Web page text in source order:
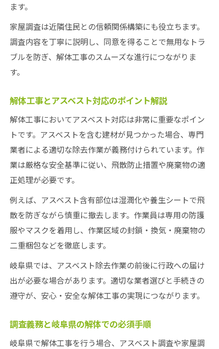
ます。
家屋調査は近隣住民との信頼関係構築にも役立ちます。
調査内容を丁寧に説明し、同意を得ることで無用なトラ
ブルを防ぎ、解体工事のスムーズな進行につながりま
す。
解体工事とアスベスト対応のポイント解説
解体工事においてアスベスト対応は非常に重要なポイン
トです。アスベストを含む建材が見つかった場合、専門
業者による適切な除去作業が義務付けられています。作
業は厳格な安全基準に従い、飛散防止措置や廃棄物の適
正処理が必要です。
例えば、アスベスト含有部位は湿潤化や養生シートで飛
散を防ぎながら慎重に撤去します。作業員は専用の防護
服やマスクを着用し、作業区域の封鎖・換気・廃棄物の
二重梱包などを徹底します。
岐阜県では、アスベスト除去作業の前後に行政への届け
出が必要な場合があります。適切な業者選びと手続きの
遵守が、安心・安全な解体工事の実現につながります。
調査義務と岐阜県の解体での必須手順
岐阜県で解体工事を行う場合、アスベスト調査や家屋調